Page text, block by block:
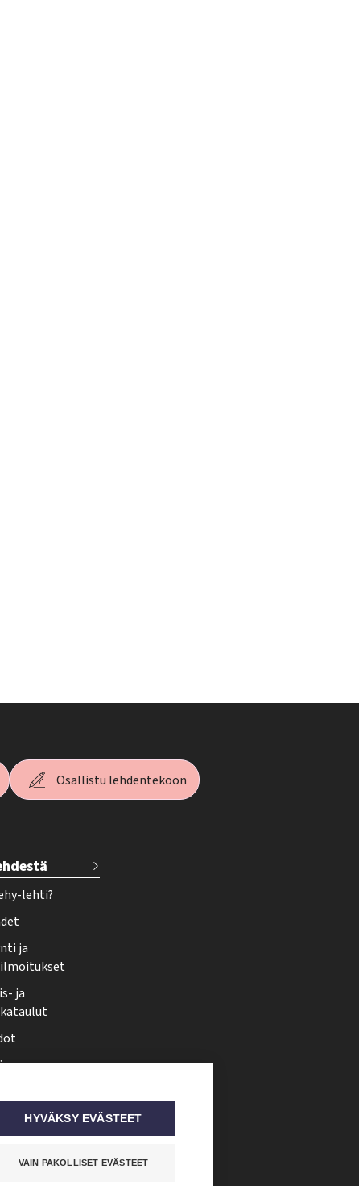
Osallistu lehdentekoon
lehti?
ja
ja
somessa
HYVÄKSY EVÄSTEET
VAIN PAKOLLISET EVÄSTEET